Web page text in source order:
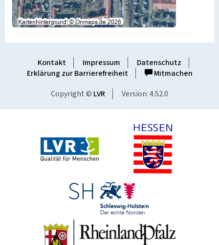
Kontakt Impressum
Datenschutz
Erklärung zur Barrierefreiheit
Mitmachen
Copyright © LVR Version: 4.52.0